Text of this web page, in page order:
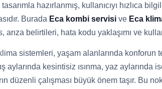
hazırlanmış, kullanıcıyı hızlıca
Burada Eca kombi servisi ve Eca
arıza belirtileri, hata kodu yaklaşımı ve
sistemleri, yaşam alanlarında konforun
aylarında kesintisiz ısınma, yaz aylarında
düzenli çalışması büyük önem taşır. Bu